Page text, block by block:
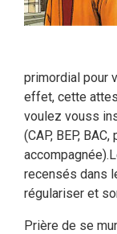
primordial pour
effet, cette
voulez vouss
(CAP, BEP,
accompagnée).
recensés dans
régulariser et
Prière de se